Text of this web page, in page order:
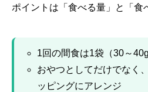
ポイントは「食べる量」と「食
1回の間食は1袋（30～
おやつとしてだけでなく
ッピングにアレンジ